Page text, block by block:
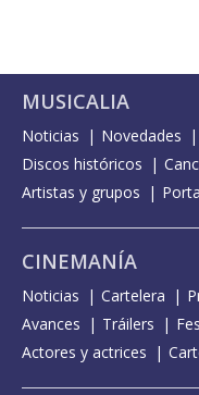
MUSICALIA
Noticias Novedades
Discos históricos
Artistas y grupos
CINEMANÍA
Noticias Cartelera
Avances
Tráilers
Actores y actrices